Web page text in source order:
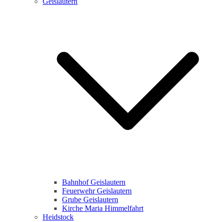
Bahnhof Geislautern
Feuerwehr Geislautern
Grube Geislautern
Kirche Maria Himmelfahrt
Heidstock